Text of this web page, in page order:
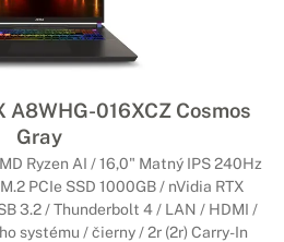
A8WHG-016XCZ Cosmos
Gray
Ryzen AI / 16,0" Matný IPS 240Hz
PCIe SSD 1000GB / nVidia RTX
3.2 / Thunderbolt 4 / LAN / HDMI /
systému / čierny / 2r (2r) Carry-In